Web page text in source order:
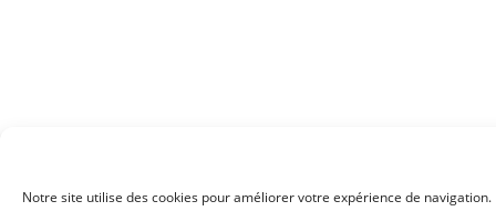
Notre site utilise des cookies pour améliorer votre expérience de